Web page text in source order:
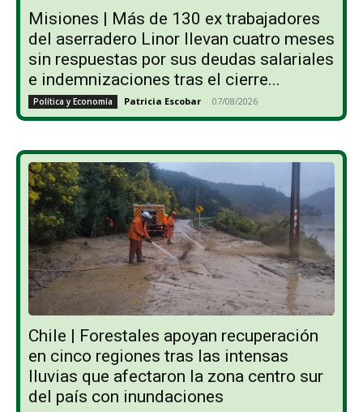
Misiones | Más de 130 ex trabajadores
del aserradero Linor llevan cuatro meses
sin respuestas por sus deudas salariales
e indemnizaciones tras el cierre...
Política y Economía Patricia Escobar - 07/08/2026
Chile | Forestales apoyan recuperación
en cinco regiones tras las intensas
lluvias que afectaron la zona centro sur
del país con inundaciones